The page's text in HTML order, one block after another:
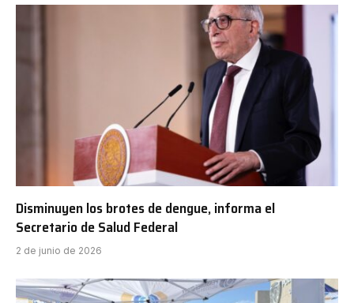
Disminuyen los brotes de dengue, informa el
Secretario de Salud Federal
2 de junio de 2026